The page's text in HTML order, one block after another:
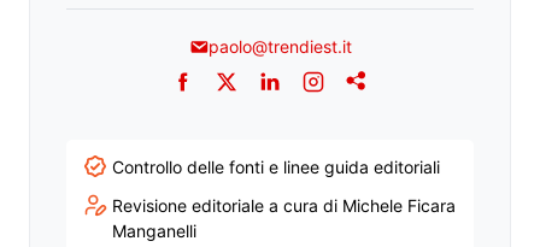
paolo@trendiest.it
Facebook
TwitterLinkedInInstagram
Addthis
Controllo delle fonti e linee guida editoriali
Revisione editoriale a cura di Michele Ficara
Manganelli